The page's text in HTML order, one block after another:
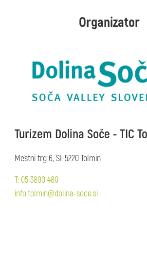
Organizator
Turizem Dolina Soče - TIC
Mestni trg 6, SI-5220 Tolmin
T: 05 3800 480
info.tolmin@dolina-soce.si